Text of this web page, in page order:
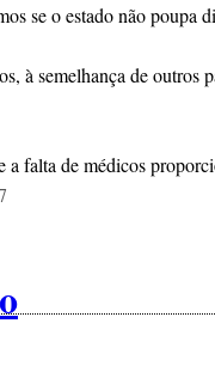
se o estado não
à semelhança de outros
a falta de médicos